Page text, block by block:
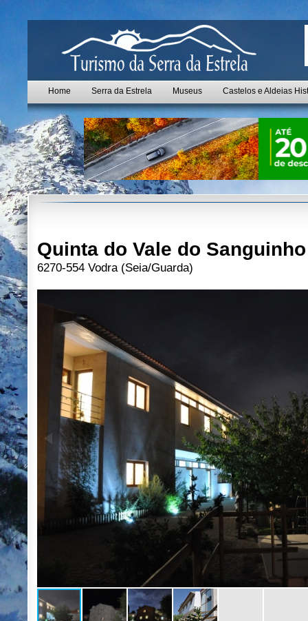
Home Serra da Estrela Museus Castelos e Aldeias
Quinta do Vale do Sanguinho
6270-554 Vodra (Seia/Guarda)